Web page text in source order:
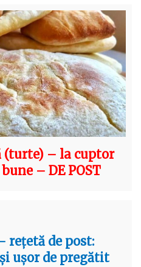
(turte) – la cuptor
– DE POST
rețetă de post:
ușor de pregătit